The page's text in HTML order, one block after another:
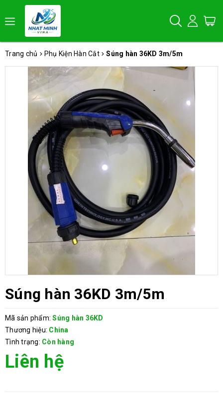
Trang chủ Phụ Kiện Hàn Cắt Súng hàn 36KD 3m/5m
Súng hàn 36KD 3m/5m
Mã sản phẩm: Súng hàn 36KD
Thương hiệu: China
Tình trạng: Còn hàng
Liên hệ